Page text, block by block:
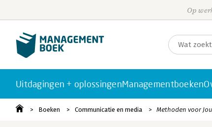
Op
Uitdagingen + oplossingenManagementboeken
Boeken Communicatie en media Methoden voor